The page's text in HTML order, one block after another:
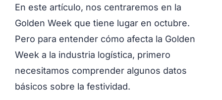
En este artículo, nos centraremos en la
Golden Week que tiene lugar en octubre.
Pero para entender cómo afecta la Golden
Week a la industria logística, primero
necesitamos comprender algunos datos
básicos sobre la festividad.